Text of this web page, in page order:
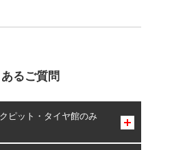
るご質問
ピット・タイヤ館のみ